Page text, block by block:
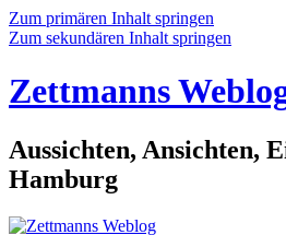
Zum primären Inhalt springen
Zum sekundären Inhalt springen
Zettmanns
Aussichten, Ansichten,
Hamburg